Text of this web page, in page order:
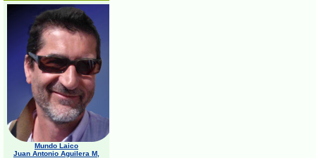
Mundo Laico
Juan Antonio Aguilera M,